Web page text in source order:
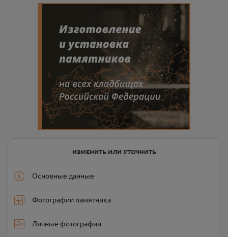
ИЗМЕНИТЬ ИЛИ УТОЧНИТЬ
Основные данные
Фотографии памятника
Личные фотографии